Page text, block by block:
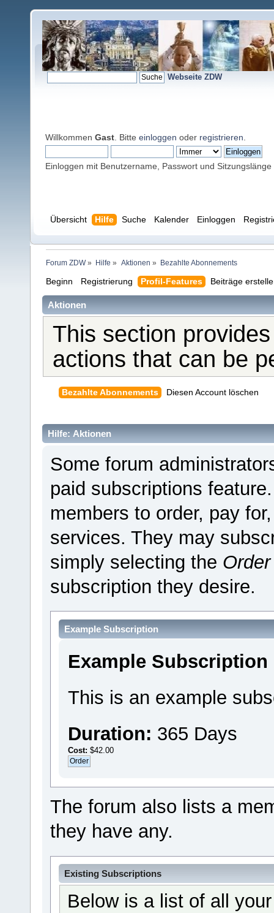
Webseite ZDW
Willkommen Gast . Bitte einloggen oder registrieren
Einloggen mit Benutzername, Passwort und Sitzungslänge
Übersicht Hilfe Suche Kalender Einloggen
Forum ZDW» Hilfe » Aktionen » Bezahlte Abonnements
Beginn Registrierung Profil-Features Beiträge
Aktionen
This section
actions that can be
Bezahlte Abonnements Diesen Account löschen
Hilfe: Aktionen
Some forum
paid subscriptions
members to order, pay
services. They may
simply selecting the Order
subscription they desire.
Example Subscription
Example Subscription
This is an example
Duration: 365 Days
Cost: $42.00
The forum also lists a
they have any.
Existing Subscriptions
Below is a list of all